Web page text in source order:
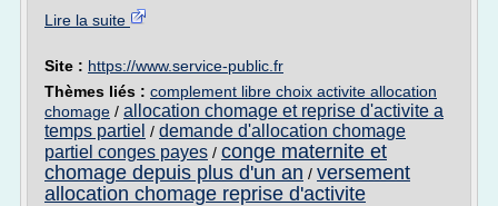
Lire la suite
Site : https://www.service-public.fr
Thèmes liés : complement libre choix activite allocation
chomage / allocation chomage et reprise d'activite a
temps partiel / demande d'allocation chomage
partiel conges payes / conge maternite et
chomage depuis plus d'un an / versement
allocation chomage reprise d'activite